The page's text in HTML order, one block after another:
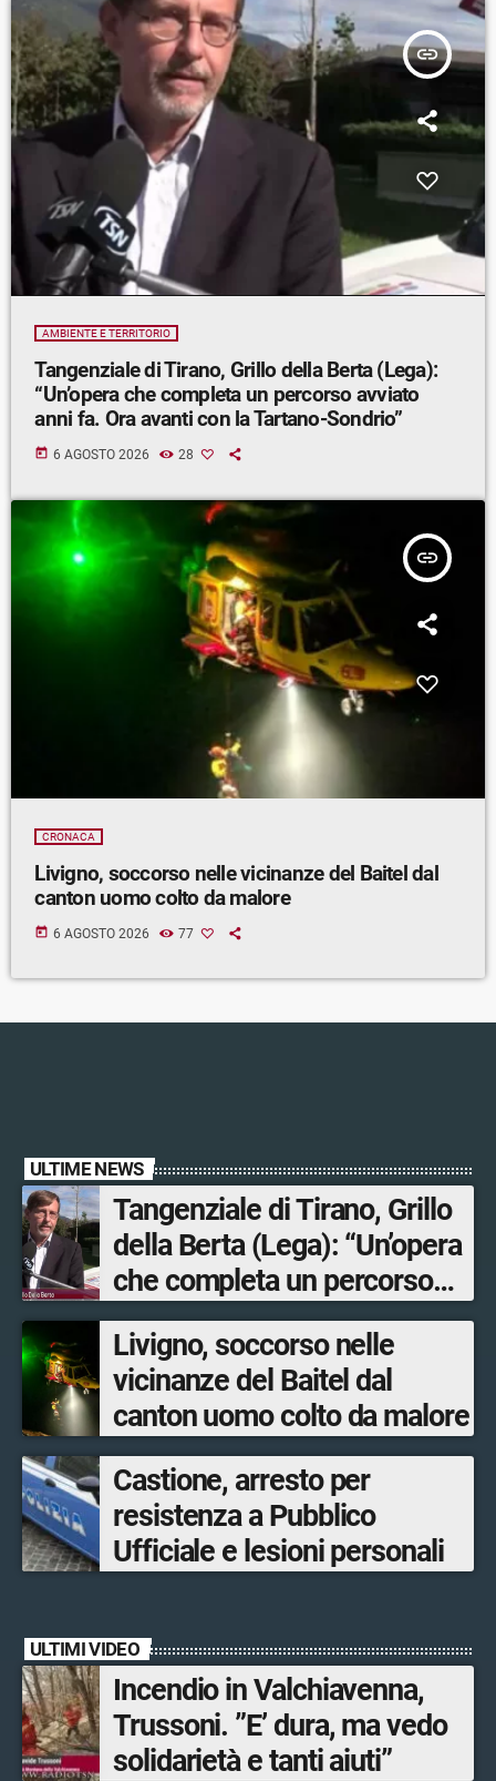
insert_link
AMBIENTE E TERRITORIO
Tangenziale di Tirano, Grillo della Berta (Lega):
“Un’opera che completa un percorso avviato
anni fa. Ora avanti con la Tartano-Sondrio”
today 6 AGOSTO 2026 28
insert_link
CRONACA
Livigno, soccorso nelle vicinanze del Baitel dal
canton uomo colto da malore
today 6 AGOSTO 2026 77
ULTIME NEWS
Tangenziale di Tirano, Grillo
della Berta (Lega): “Un’opera
che completa un percorso
avviato anni fa. Ora avanti
con la Tartano-Sondrio”
Livigno, soccorso nelle
vicinanze del Baitel dal
canton uomo colto da malore
Castione, arresto per
resistenza a Pubblico
Ufficiale e lesioni personali
ULTIMI VIDEO
Incendio in Valchiavenna,
Trussoni. ”E’ dura, ma vedo
solidarietà e tanti aiuti”